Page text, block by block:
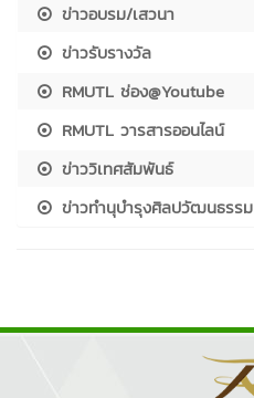
ข่าวอบรม/เสวนา
ข่าวรับรางวัล
RMUTL ช่อง@Youtube
RMUTL วารสารออนไลน์
ข่าววิเทศสัมพันธ์
ข่าวทำนุบำรุงศิลปวัฒนธรรม